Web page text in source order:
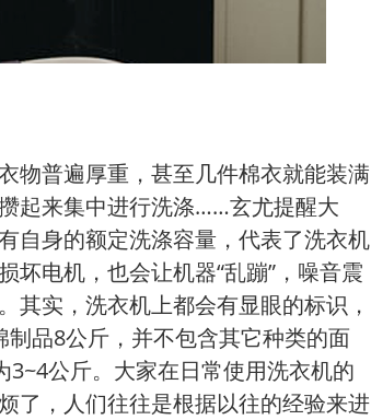
物普遍厚重，甚至几件棉衣就能装满
起来集中进行洗涤……玄尤提醒大
自身的额定洗涤容量，代表了洗衣机
坏电机，也会让机器“乱蹦”，噪音震
其实，洗衣机上都会有显眼的标识，
品8公斤，并不包含其它种类的面
公斤。大家在日常使用洗衣机的
了，人们往往是根据以往的经验来进